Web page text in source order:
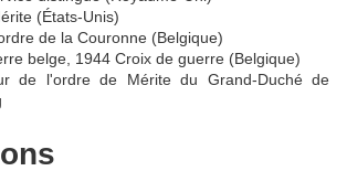
(États-Unis)
de la Couronne (Belgique)
belge, 1944 Croix de guerre (Belgique)
de l'ordre de Mérite du Grand-Duché de